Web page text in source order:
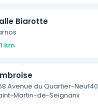
Biarotte
km
Avenue du Quartier-
Martin-de-Seignanx